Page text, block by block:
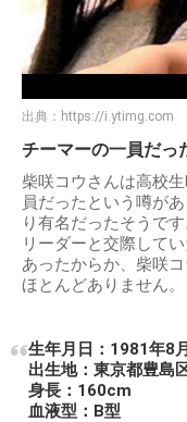
出典： https://i.ytimg.com
チーマーの一員だっ
柴咲コウさんは高校
員だったという噂が
り有名だったそうで
リーダーと交際して
あったからか、柴咲
ほとんどありません。
生年月日：1981年8
出生地：東京都豊島
身長：160cm
血液型：B型